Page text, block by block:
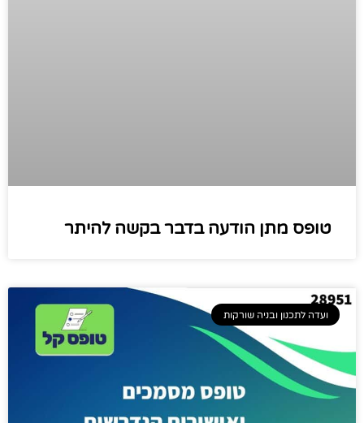
טופס מתן הודעה בדבר בקשה להיתר
ועדה לתכנון ובניה שורקות